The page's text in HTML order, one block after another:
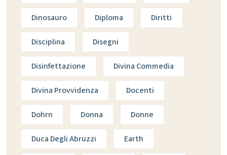
Dinosauro Diploma Diritti
Disciplina Disegni
Disinfettazione Divina Commedia
Divina Provvidenza Docenti
Dohrn Donna Donne
Duca Degli Abruzzi Earth